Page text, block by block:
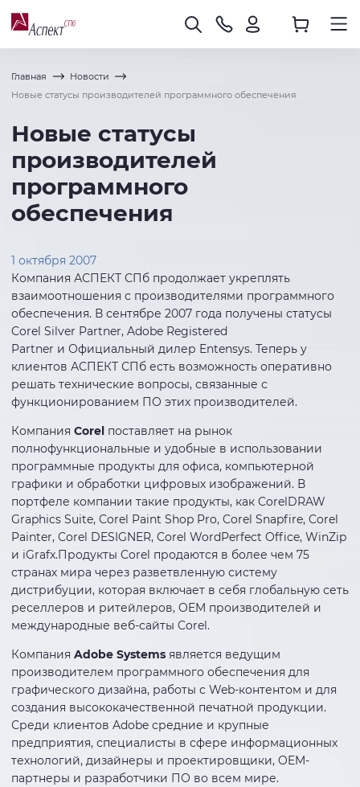
Главная
Новости
Новые статусы производителей программного обеспечения
Новые статусы
производителей
программного
обеспечения
1 октября 2007
Компания АСПЕКТ СПб продолжает укреплять
взаимоотношения с производителями программного
обеспечения. В сентябре 2007 года получены статусы
Corel Silver Partner, Adobe Registered
Partner и Официальный дилер Entensys. Теперь у
клиентов АСПЕКТ СПб есть возможность оперативно
решать технические вопросы, связанные с
функционированием ПО этих производителей.
Компания Corel поставляет на рынок
полнофункциональные и удобные в использовании
программные продукты для офиса, компьютерной
графики и обработки цифровых изображений. В
портфеле компании такие продукты, как CorelDRAW
Graphics Suite, Corel Paint Shop Pro, Corel Snapfire, Corel
Painter, Corel DESIGNER, Corel WordPerfect Office, WinZip
и iGrafx.Продукты Corel продаются в более чем 75
странах мира через разветвленную систему
дистрибуции, которая включает в себя глобальную сеть
реселлеров и ритейлеров, OEM производителей и
международные веб-сайты Corel.
Компания Adobe Systems является ведущим
производителем программного обеспечения для
графического дизайна, работы с Web-контентом и для
создания высококачественной печатной продукции.
Среди клиентов Adobe средние и крупные
предприятия, специалисты в сфере информационных
технологий, дизайнеры и проектировщики, OEM-
партнеры и разработчики ПО во всем мире.